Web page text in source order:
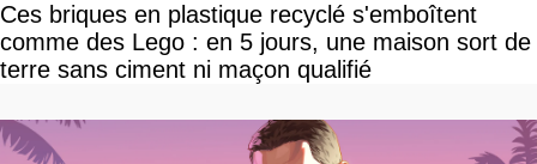
Ces briques en plastique recyclé s'emboîtent
comme des Lego : en 5 jours, une maison sort de
terre sans ciment ni maçon qualifié